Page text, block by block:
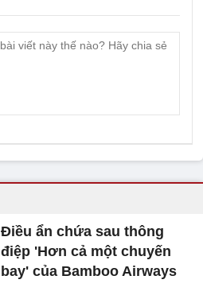
Điều ẩn chứa sau thông
điệp 'Hơn cả một chuyến
bay' của Bamboo Airways